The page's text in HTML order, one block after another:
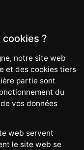
?
notre site web
et des cookies tiers
partie sont
du
vos données
web servent
le site web se